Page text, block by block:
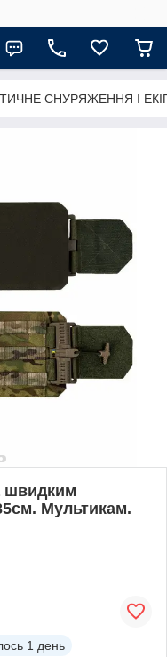
СНУРЯЖЕННЯ І
швидким
Мультикам.
1 день